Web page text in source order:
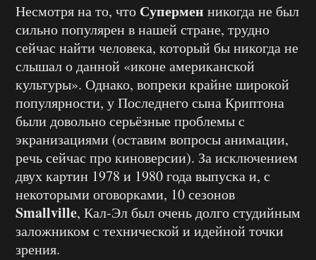
Несмотря на то, что Супермен никогда не был
сильно популярен в нашей стране, трудно
сейчас найти человека, который бы никогда не
слышал о данной «иконе американской
культуры». Однако, вопреки крайне широкой
популярности, у Последнего сына Криптона
были довольно серьёзные проблемы с
экранизациями (оставим вопросы анимации,
речь сейчас про киноверсии). За исключением
двух картин 1978 и 1980 года выпуска и, с
некоторыми оговорками, 10 сезонов
Smallville, Кал-Эл был очень долго студийным
заложником с технической и идейной точки
зрения.